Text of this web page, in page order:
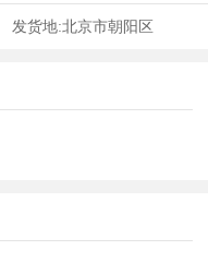
发货地:北京市朝阳区